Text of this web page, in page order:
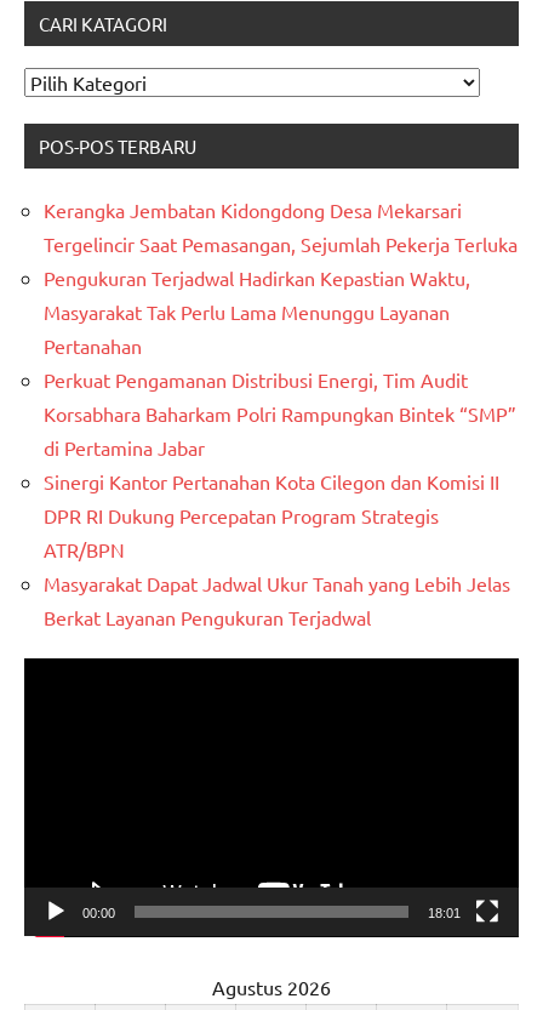
CARI KATAGORI
CARI
POS-POS TERBARU
Kerangka Jembatan Kidongdong Desa Mekarsari
Tergelincir Saat Pemasangan, Sejumlah Pekerja Terluka
Pengukuran Terjadwal Hadirkan Kepastian Waktu,
Masyarakat Tak Perlu Lama Menunggu Layanan
Pertanahan
Perkuat Pengamanan Distribusi Energi, Tim Audit
Korsabhara Baharkam Polri Rampungkan Bintek “SMP”
di Pertamina Jabar
Sinergi Kantor Pertanahan Kota Cilegon dan Komisi II
DPR RI Dukung Percepatan Program Strategis
ATR/BPN
Masyarakat Dapat Jadwal Ukur Tanah yang Lebih Jelas
Berkat Layanan Pengukuran Terjadwal
00:00 18:01
Agustus 2026